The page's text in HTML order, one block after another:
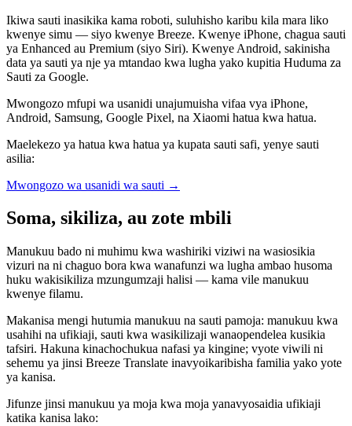
Ikiwa sauti inasikika kama roboti, suluhisho karibu kila mara liko
kwenye simu — siyo kwenye Breeze. Kwenye iPhone, chagua sauti
ya Enhanced au Premium (siyo Siri). Kwenye Android, sakinisha
data ya sauti ya nje ya mtandao kwa lugha yako kupitia Huduma za
Sauti za Google.
Mwongozo mfupi wa usanidi unajumuisha vifaa vya iPhone,
Android, Samsung, Google Pixel, na Xiaomi hatua kwa hatua.
Maelekezo ya hatua kwa hatua ya kupata sauti safi, yenye sauti
asilia:
Mwongozo wa usanidi wa sauti →
Soma, sikiliza, au zote mbili
Manukuu bado ni muhimu kwa washiriki viziwi na wasiosikia
vizuri na ni chaguo bora kwa wanafunzi wa lugha ambao husoma
huku wakisikiliza mzungumzaji halisi — kama vile manukuu
kwenye filamu.
Makanisa mengi hutumia manukuu na sauti pamoja: manukuu kwa
usahihi na ufikiaji, sauti kwa wasikilizaji wanaopendelea kusikia
tafsiri. Hakuna kinachochukua nafasi ya kingine; vyote viwili ni
sehemu ya jinsi Breeze Translate inavyoikaribisha familia yako yote
ya kanisa.
Jifunze jinsi manukuu ya moja kwa moja yanavyosaidia ufikiaji
katika kanisa lako: